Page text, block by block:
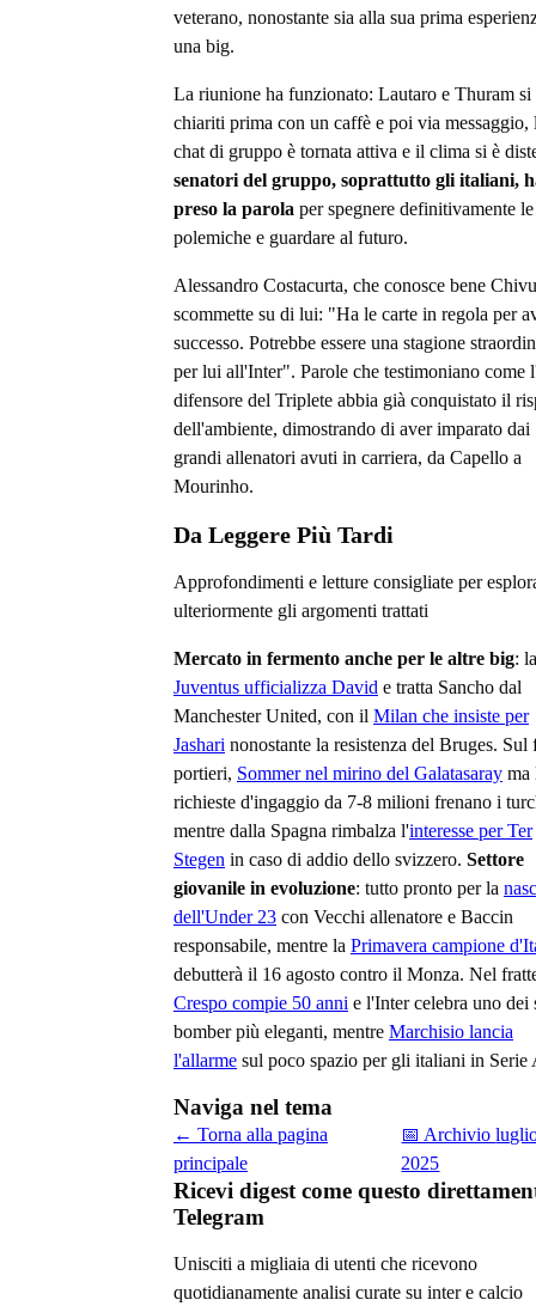
veterano, nonostante sia alla sua prima
una big.
La riunione ha funzionato: Lautaro e Thuram si
chiariti prima con un caffè e poi via messaggio,
chat di gruppo è tornata attiva e il clima si è
senatori del gruppo, soprattutto gli italiani,
preso la parola per spegnere definitivamente le
polemiche e guardare al futuro.
Alessandro Costacurta, che conosce bene
scommette su di lui: "Ha le carte in regola per
successo. Potrebbe essere una stagione
per lui all'Inter". Parole che testimoniano come
difensore del Triplete abbia già conquistato il
dell'ambiente, dimostrando di aver imparato dai
grandi allenatori avuti in carriera, da Capello a
Mourinho.
Da Leggere Più Tardi
Approfondimenti e letture consigliate per
ulteriormente gli argomenti trattati
Mercato in fermento anche per le altre big: la
Juventus ufficializza David e tratta Sancho dal
Manchester United, con il Milan che insiste per
Jashari nonostante la resistenza del Bruges. Sul
portieri, Sommer nel mirino del Galatasaray ma
richieste d'ingaggio da 7-8 milioni frenano i
mentre dalla Spagna rimbalza l'interesse per Ter
Stegen in caso di addio dello svizzero. Settore
giovanile in evoluzione: tutto pronto per la
dell'Under 23 con Vecchi allenatore e Baccin
responsabile, mentre la Primavera campione
debutterà il 16 agosto contro il Monza. Nel
Crespo compie 50 anni e l'Inter celebra uno dei
bomber più eleganti, mentre Marchisio lancia
l'allarme sul poco spazio per gli italiani in Serie
Naviga nel tema
← Torna alla pagina
principale
📅 Archivio
2025
Ricevi digest come questo
Telegram
Unisciti a migliaia di utenti che ricevono
quotidianamente analisi curate su inter e calcio